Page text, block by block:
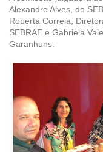
Alexandre Alves, do
Roberta Correia,
SEBRAE e Gabriela
Garanhuns.